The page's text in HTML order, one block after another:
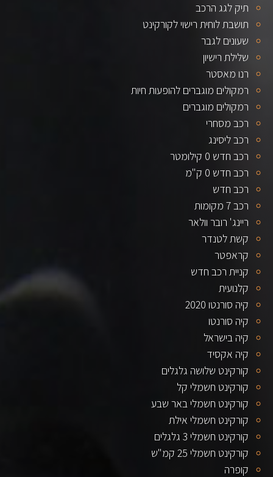
תיק לגג הרכב
תושבת לוחית רישוי לקורקינט
שעונים לגבר
שלילת רישיון
רנו מאסטר
רמקולים מוגברים להופעות חיות
רמקולים מוגברים
רכב מסחרי
רכב ליסינג
רכב חדש 0 קילומטר
רכב חדש 0 ק"מ
רכב חדש
רכב 7 מקומות
ריינג' רובר וולאר
קשת לטנדר
קראפטר
קניית רכב חדש
קלנועית
קיה סורנטו 2020
קיה סורנטו
קיה בישראל
קיה אקסיד
קורקינט שלושה גלגלים
קורקינט חשמלי קל
קורקינט חשמלי באר שבע
קורקינט חשמלי אילת
קורקינט חשמלי 3 גלגלים
קורקינט חשמלי 25 קמ"ש
קופרה